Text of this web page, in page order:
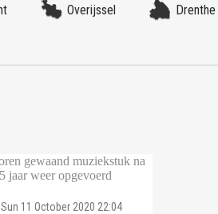
Overijssel Drenthe
Sun 11 October 2020 22:04